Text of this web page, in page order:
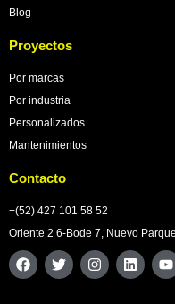
Blog
Proyectos
Por marcas
Por industria
Personalizados
Mantenimientos
Contacto
+(52) 427 101 58 52
Oriente 2 6-Bode 7, Nuevo